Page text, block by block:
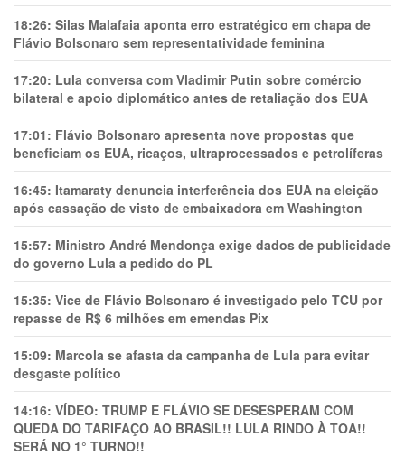
18:26: Silas Malafaia aponta erro estratégico em chapa de
Flávio Bolsonaro sem representatividade feminina
17:20: Lula conversa com Vladimir Putin sobre comércio
bilateral e apoio diplomático antes de retaliação dos EUA
17:01: Flávio Bolsonaro apresenta nove propostas que
beneficiam os EUA, ricaços, ultraprocessados e petrolíferas
16:45: Itamaraty denuncia interferência dos EUA na eleição
após cassação de visto de embaixadora em Washington
15:57: Ministro André Mendonça exige dados de publicidade
do governo Lula a pedido do PL
15:35: Vice de Flávio Bolsonaro é investigado pelo TCU por
repasse de R$ 6 milhões em emendas Pix
15:09: Marcola se afasta da campanha de Lula para evitar
desgaste político
14:16: VÍDEO: TRUMP E FLÁVIO SE DESESPERAM COM
QUEDA DO TARIFAÇO AO BRASIL!! LULA RINDO À TOA!!
SERÁ NO 1° TURNO!!